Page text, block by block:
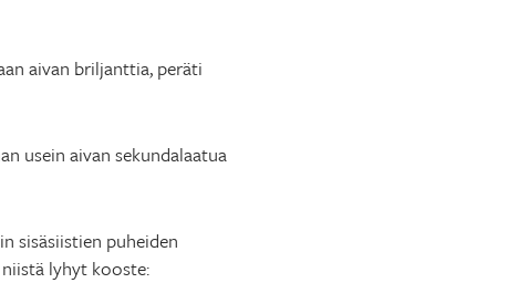
aivan briljanttia, peräti
usein aivan sekundalaatua
sisäsiistien puheiden
lyhyt kooste: